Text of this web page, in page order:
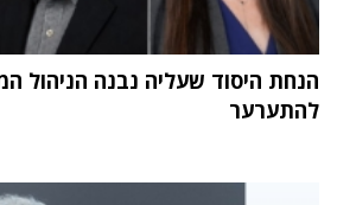
הנחת היסוד שעליה נבנה הניהול
להתערער